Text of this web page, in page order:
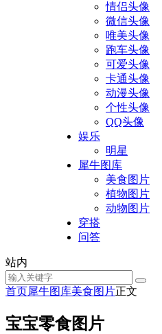
情侣头像
微信头像
唯美头像
跑车头像
可爱头像
卡通头像
动漫头像
个性头像
QQ头像
娱乐
明星
犀牛图库
美食图片
植物图片
动物图片
穿搭
问答
站内
首页犀牛图库美食图片正文
宝宝零食图片